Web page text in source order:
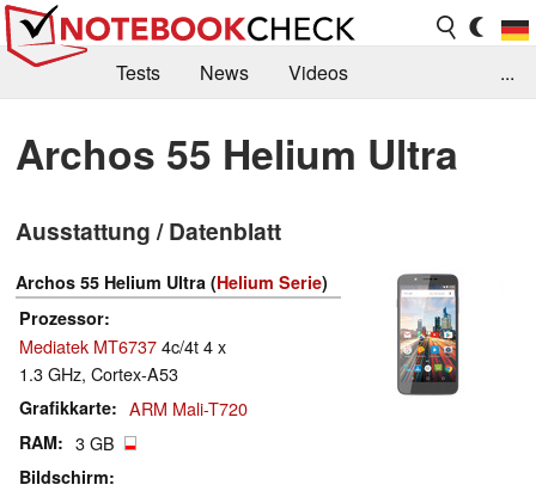
Tests News
Videos
Kaufberatung
Deals Suche
Jobs
Forum
...
Archos 55 Helium Ultra
Ausstattung / Datenblatt
Archos 55 Helium Ultra (Helium Serie)
Prozessor
Mediatek MT67374c/4t 4 x
1.3 GHz, Cortex-A53
Grafikkarte ARM Mali-T720
RAM 3 GB
Bildschirm